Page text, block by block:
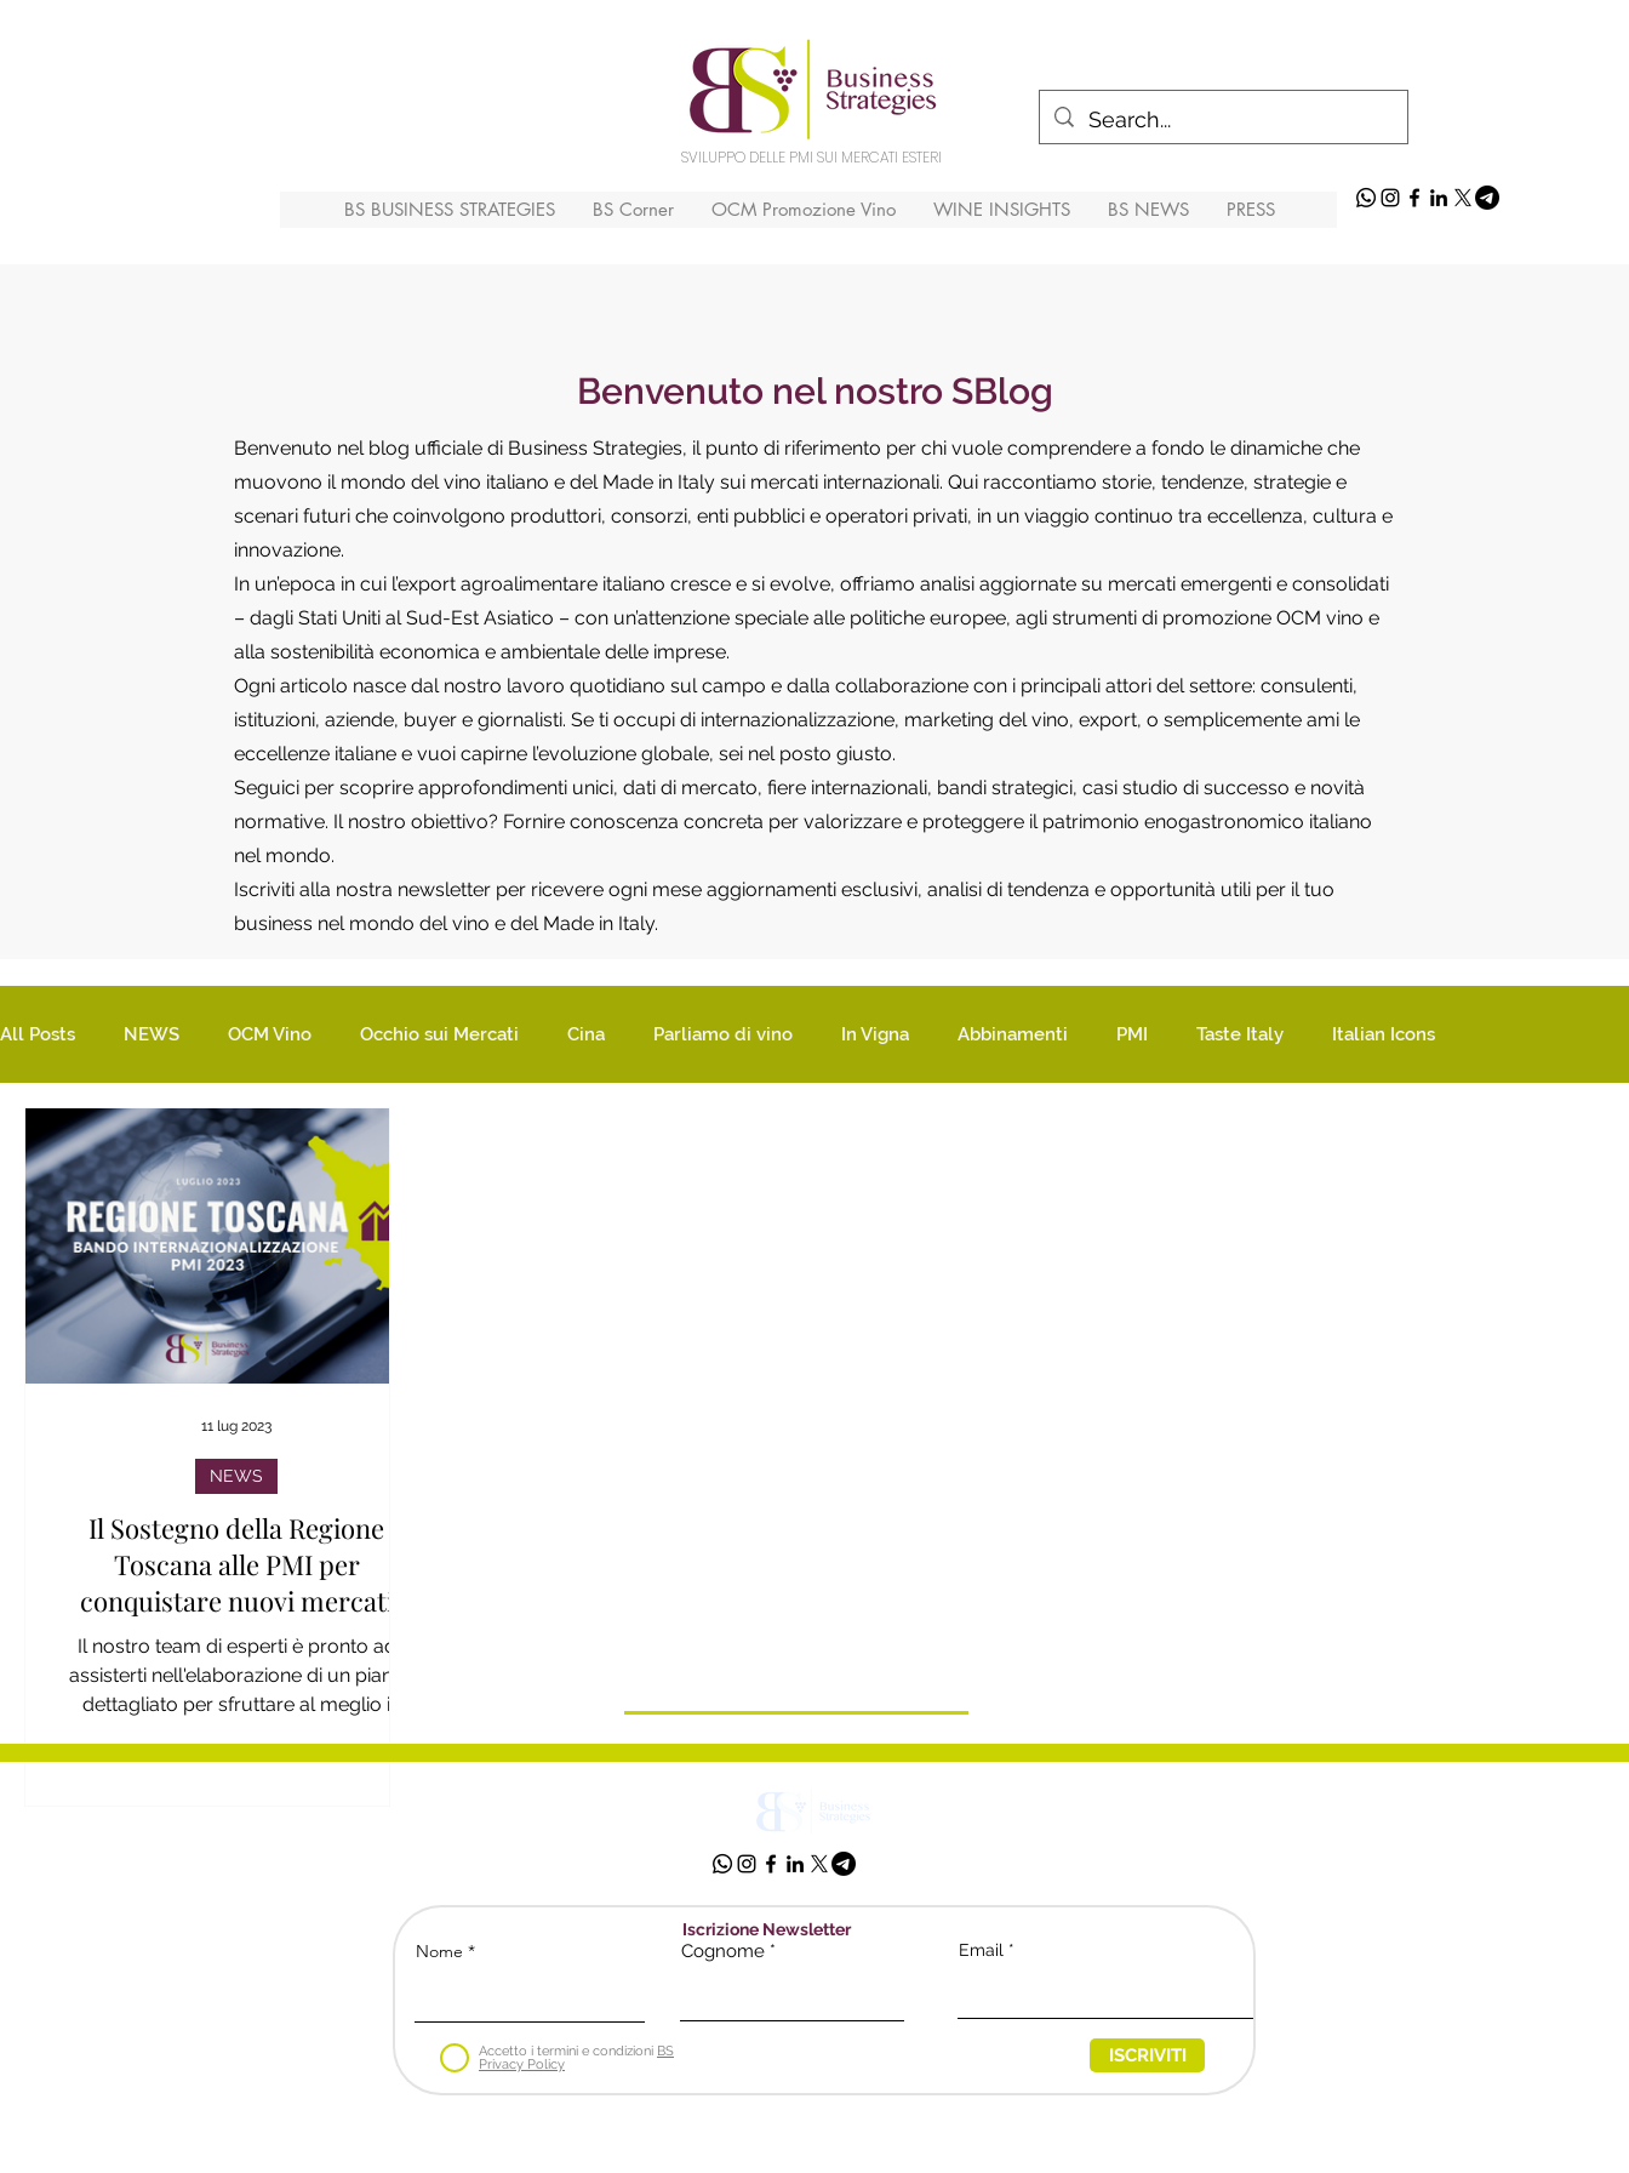
SVILUPPO DELLE PMI SUI MERCATI ESTERI
BS BUSINESS STRATEGIES BS Corner OCM Promozione Vino WINE INSIGHTS BS NEWS PRESS
Benvenuto nel nostro SBlog
Benvenuto nel blog ufficiale di Business Strategies, il punto di riferimento per chi vuole comprendere a fondo le dinamiche che
muovono il mondo del vino italiano e del Made in Italy sui mercati internazionali. Qui raccontiamo storie, tendenze, strategie e
scenari futuri che coinvolgono produttori, consorzi, enti pubblici e operatori privati, in un viaggio continuo tra eccellenza, cultura e
innovazione.
In un’epoca in cui l’export agroalimentare italiano cresce e si evolve, offriamo analisi aggiornate su mercati emergenti e consolidati
– dagli Stati Uniti al Sud-Est Asiatico – con un’attenzione speciale alle politiche europee, agli strumenti di promozione OCM vino e
alla sostenibilità economica e ambientale delle imprese.
Ogni articolo nasce dal nostro lavoro quotidiano sul campo e dalla collaborazione con i principali attori del settore: consulenti,
istituzioni, aziende, buyer e giornalisti. Se ti occupi di internazionalizzazione, marketing del vino, export, o semplicemente ami le
eccellenze italiane e vuoi capirne l’evoluzione globale, sei nel posto giusto.
Seguici per scoprire approfondimenti unici, dati di mercato, fiere internazionali, bandi strategici, casi studio di successo e novità
normative. Il nostro obiettivo? Fornire conoscenza concreta per valorizzare e proteggere il patrimonio enogastronomico italiano
nel mondo.
Iscriviti alla nostra newsletter per ricevere ogni mese aggiornamenti esclusivi, analisi di tendenza e opportunità utili per il tuo
business nel mondo del vino e del Made in Italy.
All Posts NEWS OCM Vino Occhio sui Mercati Cina Parliamo di vino In Vigna Abbinamenti PMI Taste Italy Italian Icons
Il Sostegno della Regione
Toscana alle PMI per
conquistare nuovi mercati
Il nostro team di esperti è pronto ad
assisterti nell'elaborazione di un piano
dettagliato per sfruttare al meglio i
NEWS
11 lug 2023
Iscrizione Newsletter
Nome Cognome Email
Accetto i termini e condizioni BS
Privacy Policy
ISCRIVITI